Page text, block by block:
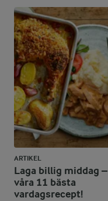
ARTIKEL
Laga billig middag –
våra 11 bästa
vardagsrecept!